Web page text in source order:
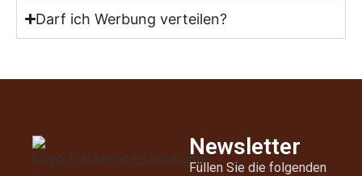
Darf ich Werbung verteilen?
Newsletter
Füllen Sie die folgenden